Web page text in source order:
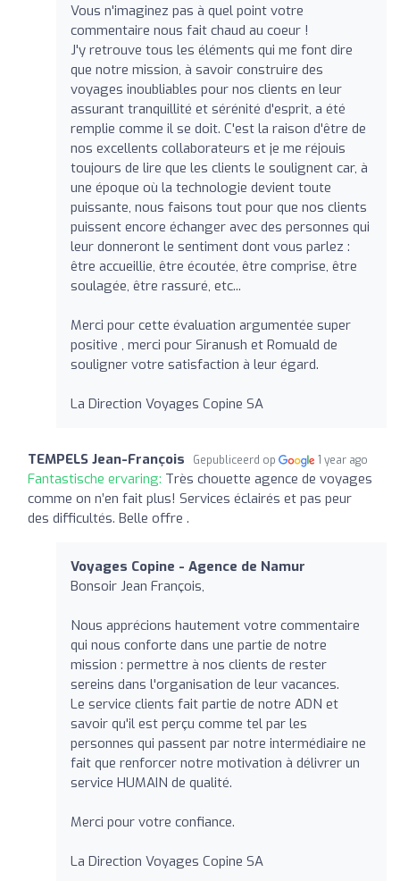
Vous n'imaginez pas à quel point votre
commentaire nous fait chaud au coeur !
J'y retrouve tous les éléments qui me font dire
que notre mission, à savoir construire des
voyages inoubliables pour nos clients en leur
assurant tranquillité et sérénité d'esprit, a été
remplie comme il se doit. C'est la raison d'être de
nos excellents collaborateurs et je me réjouis
toujours de lire que les clients le soulignent car, à
une époque où la technologie devient toute
puissante, nous faisons tout pour que nos clients
puissent encore échanger avec des personnes qui
leur donneront le sentiment dont vous parlez :
être accueillie, être écoutée, être comprise, être
soulagée, être rassuré, etc...
Merci pour cette évaluation argumentée super
positive , merci pour Siranush et Romuald de
souligner votre satisfaction à leur égard.
La Direction Voyages Copine SA
TEMPELS Jean-François Gepubliceerd op 1 year ago
Fantastische ervaring: Très chouette agence de voyages
comme on n’en fait plus! Services éclairés et pas peur
des difficultés. Belle offre .
Voyages Copine - Agence de Namur
Bonsoir Jean François,
Nous apprécions hautement votre commentaire
qui nous conforte dans une partie de notre
mission : permettre à nos clients de rester
sereins dans l'organisation de leur vacances.
Le service clients fait partie de notre ADN et
savoir qu'il est perçu comme tel par les
personnes qui passent par notre intermédiaire ne
fait que renforcer notre motivation à délivrer un
service HUMAIN de qualité.
Merci pour votre confiance.
La Direction Voyages Copine SA